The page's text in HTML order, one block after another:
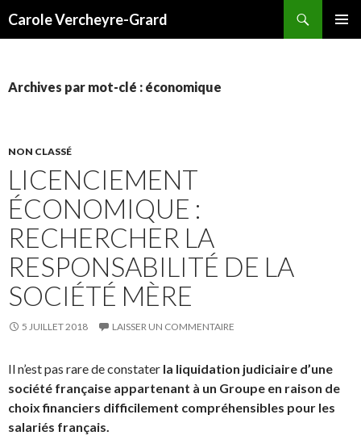
Carole Vercheyre-Grard
Archives par mot-clé : économique
NON CLASSÉ
LICENCIEMENT
ÉCONOMIQUE :
RECHERCHER LA
RESPONSABILITÉ DE LA
SOCIÉTÉ MÈRE
5 JUILLET 2018 LAISSER UN COMMENTAIRE
Il n’est pas rare de constater la liquidation judiciaire d’une
société française appartenant à un Groupe en raison de
choix financiers difficilement compréhensibles pour les
salariés français.